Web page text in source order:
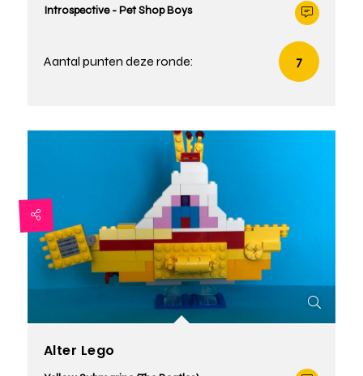
Introspective - Pet Shop Boys
Aantal punten deze ronde: 7
Alter Lego